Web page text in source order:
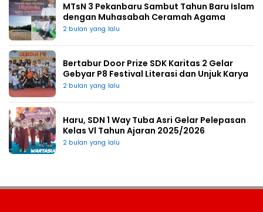
MTsN 3 Pekanbaru Sambut Tahun Baru Islam
dengan Muhasabah Ceramah Agama
2 bulan yang lalu
Bertabur Door Prize SDK Karitas 2 Gelar
Gebyar P8 Festival Literasi dan Unjuk Karya
2 bulan yang lalu
Haru, SDN 1 Way Tuba Asri Gelar Pelepasan
Kelas Vl Tahun Ajaran 2025/2026
2 bulan yang lalu